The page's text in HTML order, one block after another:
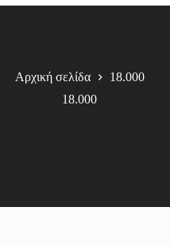
Αρχική σελίδα
18.000
18.000